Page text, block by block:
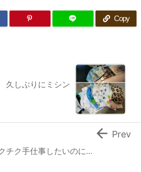
Copy
久しぶりにミシン
チク手仕事したいのに…
 Prev